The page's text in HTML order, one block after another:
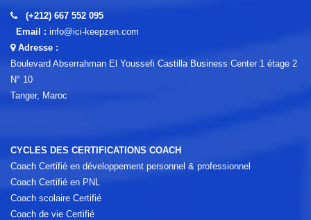
(+212) 667 552 095
Email : info@ici-keepzen.com
Adresse :
Boulevard Abserrahman El Youssefi Castilla Business Center 1 étage 2
N° 10
Tanger, Maroc
CYCLES DES CERTIFICATIONS COACH
Coach Certifié en développement personnel & professionnel
Coach Certifié en PNL
Coach scolaire Certifié
Coach de vie Certifié